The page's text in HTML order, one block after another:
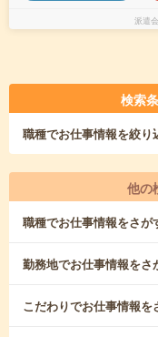
派遣
検索
職種でお仕事情報を絞り
他の
職種でお仕事情報をさが
勤務地でお仕事情報をさ
こだわりでお仕事情報を